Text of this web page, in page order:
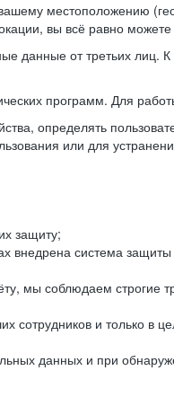
местоположению
вы всё равно
от третьих лиц.
программ. Для
определять
или для
защиту;
система
мы соблюдаем строгие
сотрудников и только в
данных и при